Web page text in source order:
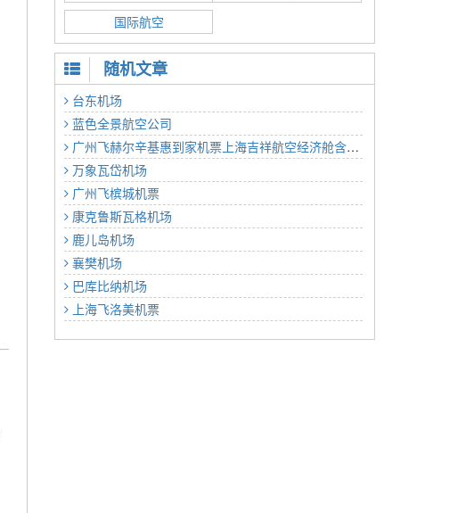
国际航空
随机文章
台东机场
蓝色全景航空公司
广州飞赫尔辛基惠到家机票上海吉祥航空经济舱含税价格4568元2022年12月14日
万象瓦岱机场
广州飞槟城机票
康克鲁斯瓦格机场
鹿儿岛机场
襄樊机场
巴库比纳机场
上海飞洛美机票